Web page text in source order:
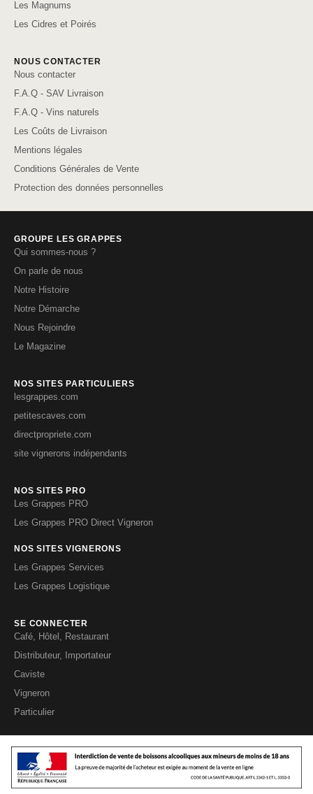
Les Magnums
Les Cidres et Poirés
NOUS CONTACTER
Nous contacter
F.A.Q - SAV Livraison
F.A.Q - Vins naturels
Les Coûts de Livraison
Mentions légales
Conditions Générales de Vente
Protection des données personnelles
GROUPE LES GRAPPES
Qui sommes-nous ?
On parle de nous
Notre Histoire
Notre Démarche
Nous Rejoindre
Le Magazine
NOS SITES PARTICULIERS
lesgrappes.com
petitescaves.com
directpropriete.com
site vignerons indépendants
NOS SITES PRO
Les Grappes PRO
Les Grappes PRO Direct Vigneron
NOS SITES VIGNERONS
Les Grappes Services
Les Grappes Logistique
SE CONNECTER
Café, Hôtel, Restaurant
Distributeur, Importateur
Caviste
Vigneron
Particulier